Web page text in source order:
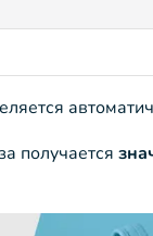
получается